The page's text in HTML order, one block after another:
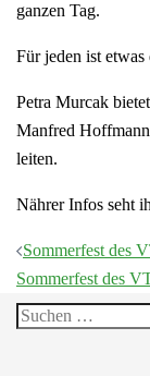
ganzen Tag.
Für jeden ist etwas
Petra Murcak
Manfred
leiten.
Nährer Infos seht
Sommerfest des
Sommerfest des
Suchen